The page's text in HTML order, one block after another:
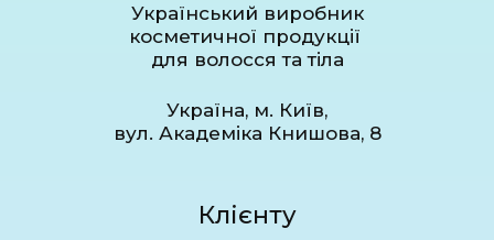
Український виробник
косметичної продукції
для волосся та тіла
Україна, м. Київ,
вул. Академіка Книшова, 8
Клієнту